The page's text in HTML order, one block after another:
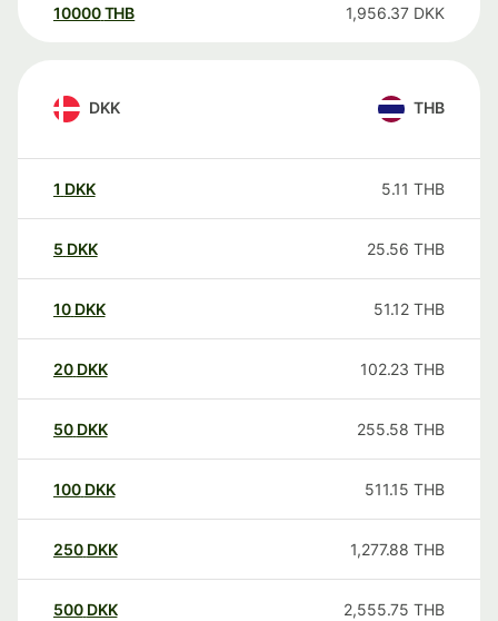
10000 THB 1,956.37 DKK
DKK THB
1 DKK 5.11 THB
5 DKK 25.56 THB
10 DKK 51.12 THB
20 DKK 102.23 THB
50 DKK 255.58 THB
100 DKK 511.15 THB
250 DKK 1,277.88 THB
500 DKK 2,555.75 THB